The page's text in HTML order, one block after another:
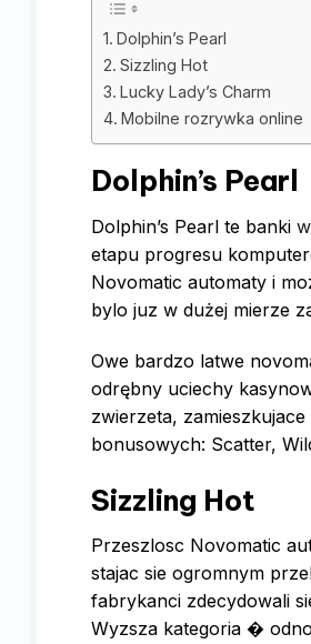
Dolphin’s Pearl
Sizzling Hot
Lucky Lady’s Charm
Mobilne rozrywka online
Dolphin’s Pearl
Dolphin’s Pearl te banki
etapu progresu
Novomatic automaty i
bylo juz w dużej mierze
Owe bardzo latwe
odrębny uciechy
zwierzeta,
bonusowych: Scatter,
Sizzling Hot
Przeszlosc Novomatic
stajac sie ogromnym
fabrykanci zdecydowali
Wyzsza kategoria �